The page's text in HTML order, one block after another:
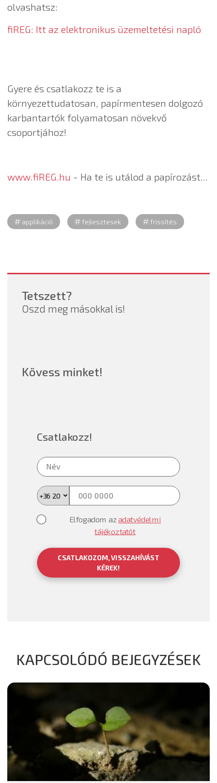
olvashatsz:
fiREG: Itt az elektronikus üzemeltetési napló
Gyere és csatlakozz te is a
környezettudatosan, papírmentesen dolgozó
karbantartók folyamatosan növekvő
csoportjához!
www.fiREG.hu - Ha te is utálod a papírozást...
applikáció fejlesztesek frissítés
Tetszett?
Oszd meg másokkal is!
Kövess minket!
Csatlakozz!
Elfogadom azadatvédelmi
tájékoztatót
CSATLAKOZOM, VISSZAHÍVÁST
KÉREK!
KAPCSOLÓDÓ BEJEGYZÉSEK